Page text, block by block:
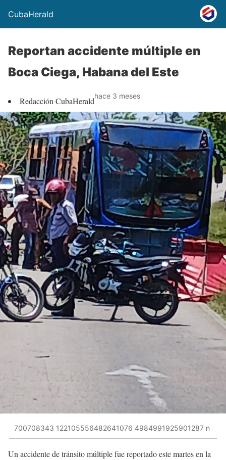
CubaHerald
Reportan accidente múltiple en
Boca Ciega, Habana del Este
Redacción CubaHeraldhace 3 meses
700708343 122105556482641076 4984991925901287 n
Un accidente de tránsito múltiple fue reportado este martes en la